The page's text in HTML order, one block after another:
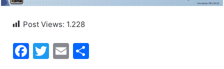
Post Views: 1.228
Facebook
Twitter
Email